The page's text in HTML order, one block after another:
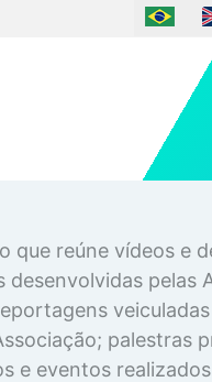
que reúne vídeos e
desenvolvidas pelas
palestras
e eventos